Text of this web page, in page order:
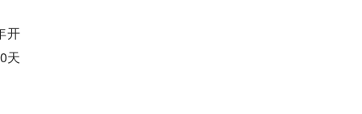
开
天